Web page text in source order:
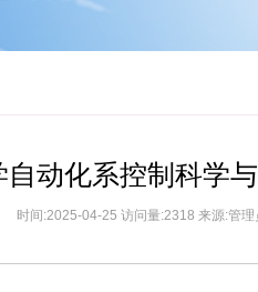
动化系控制科学
时间:2025-04-25 访问量:2318 来源:管理